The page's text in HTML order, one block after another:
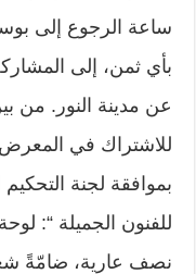
ساعة الرجوع إلى
بأي ثمن، إلى
عن مدينة النور. من
للاشتراك في
بموافقة لجنة التحكيم
للفنون الجميلة “:
نصف عارية، ضامّةً